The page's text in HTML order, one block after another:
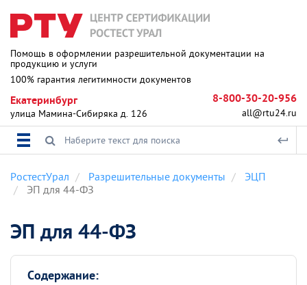
Помощь в оформлении разрешительной документации на
продукцию и услуги
100% гарантия легитимности документов
Екатеринбург
улица Мамина-Сибиряка д. 126
8-800-30-20-956
all@rtu24.ru
РостестУрал Разрешительные документы
ЭЦП
ЭП для 44-ФЗ
ЭП для 44-ФЗ
Содержание: